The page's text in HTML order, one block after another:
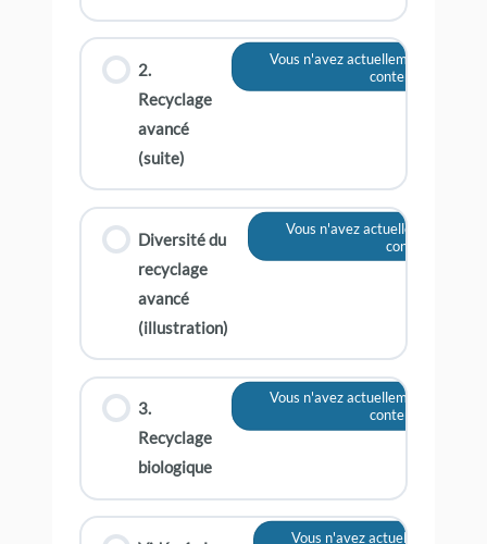
2.
Recyclage
avancé
(suite)
Vous n'avez actuellement pas
contenu
Diversité du
recyclage
avancé
(illustration)
Vous n'avez actuellement pas
contenu
3.
Recyclage
biologique
Vous n'avez actuellement pas
contenu
Vous n'avez actuellement pas